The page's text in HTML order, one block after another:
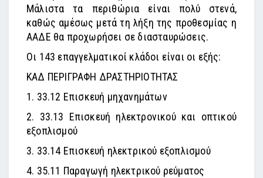
Μάλιστα τα περιθώρια είναι πολύ στενά,
καθώς αμέσως μετά τη λήξη της προθεσμίας η
ΑΑΔΕ θα προχωρήσει σε διασταυρώσεις.
Οι 143 επαγγελματικοί κλάδοι είναι οι εξής:
ΚΑΔ ΠΕΡΙΓΡΑΦΗ ΔΡΑΣΤΗΡΙΟΤΗΤΑΣ
1. 33.12 Επισκευή μηχανημάτων
2. 33.13 Επισκευή ηλεκτρονικού και οπτικού
εξοπλισμού
3. 33.14 Επισκευή ηλεκτρικού εξοπλισμού
4. 35.11 Παραγωγή ηλεκτρικού ρεύματος